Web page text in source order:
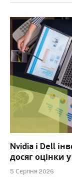
Nvidia і Dell
досяг оцінки
5 Серпня 2026